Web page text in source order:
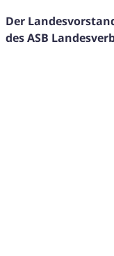
Der
des ASB